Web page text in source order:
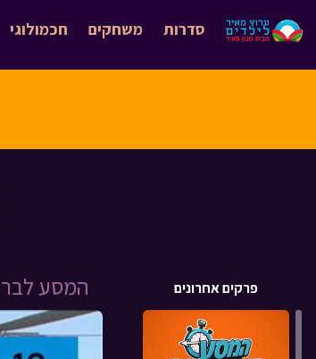
חכמולוגי משחקים סדרות
המסע לבר פרקים אחרונים